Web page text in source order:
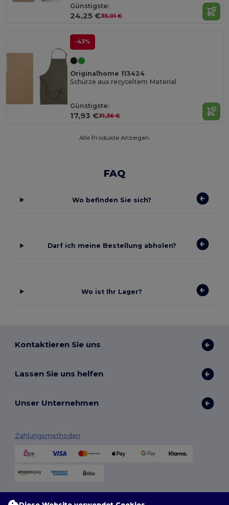
Günstigste:
24,25 €35,01 €
-43%
Originalhome 113424
Schürze aus recyceltem Material
Günstigste:
17,93 €31,36 €
Alle Produkte Anzeigen.
FAQ
Wo befinden Sie sich?
Darf ich meine Bestellung abholen?
Wo ist Ihr Lager?
Kontaktieren Sie uns
Lassen Sie uns helfen
Unser Unternehmen
Zahlungsmethoden